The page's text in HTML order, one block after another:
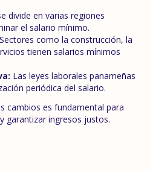
divide en varias regiones
el salario mínimo.
Sectores como la construcción, la
tienen salarios mínimos
Las leyes laborales panameñas
periódica del salario.
cambios es fundamental para
garantizar ingresos justos.